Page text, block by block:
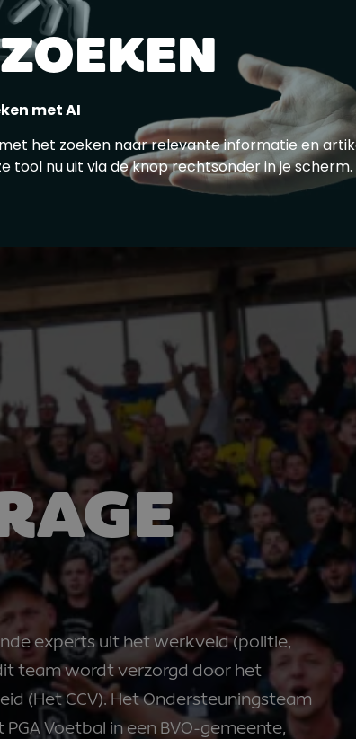
en het dragen van de Omarm-
bij risicowedstrijden. In de
de voetbalverenigingen hierbij te
en speciaal
Klik hier
voor een overzicht van
experts uit het werkveld (politie,
team wordt verzorgd door het
(Het CCV). Het Ondersteuningsteam
Voetbal in een BVO-gemeente,
met AI
het zoeken naar relevante informatie en
tool nu uit via de knop rechtsonder in je scherm.